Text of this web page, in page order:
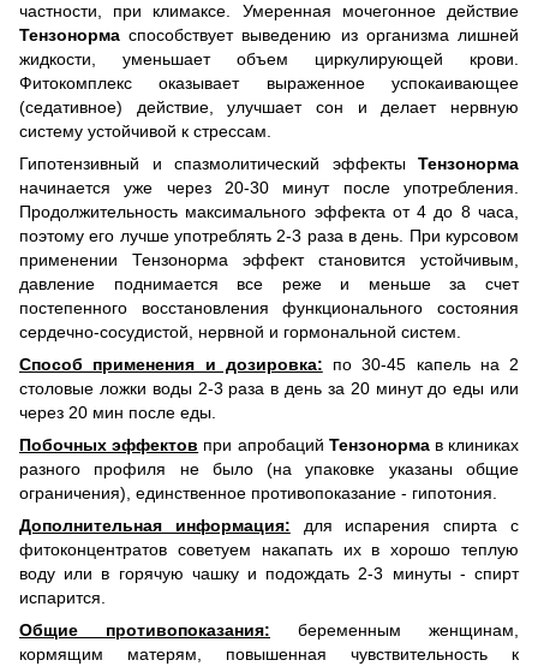
частности, при климаксе. Умеренная мочегонное действие
Тензонорма способствует выведению из организма лишней
жидкости, уменьшает объем циркулирующей крови.
Фитокомплекс оказывает выраженное успокаивающее
(седативное) действие, улучшает сон и делает нервную
систему устойчивой к стрессам.
Гипотензивный и спазмолитический эффекты Тензонорма
начинается уже через 20-30 минут после употребления.
Продолжительность максимального эффекта от 4 до 8 часа,
поэтому его лучше употреблять 2-3 раза в день. При курсовом
применении Тензонорма эффект становится устойчивым,
давление поднимается все реже и меньше за счет
постепенного восстановления функционального состояния
сердечно-сосудистой, нервной и гормональной систем.
Способ применения и дозировка: по 30-45 капель на 2
столовые ложки воды 2-3 раза в день за 20 минут до еды или
через 20 мин после еды.
Побочных эффектов при апробаций Тензонормав клиниках
разного профиля не было (на упаковке указаны общие
ограничения), единственное противопоказание - гипотония.
Дополнительная информация: для испарения спирта с
фитоконцентратов советуем накапать их в хорошо теплую
воду или в горячую чашку и подождать 2-3 минуты - спирт
испарится.
Общие противопоказания: беременным женщинам,
кормящим матерям, повышенная чувствительность к